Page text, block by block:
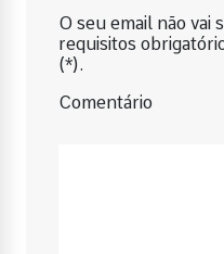
O seu email não vai
requisitos
(*).
Comentário